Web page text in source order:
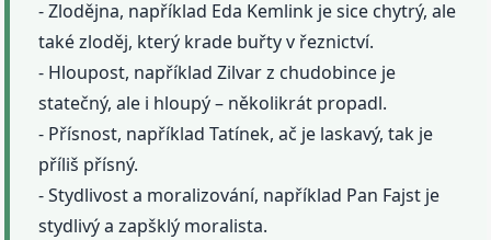
- Zlodějna, například Eda Kemlink je sice chytrý, ale
také zloděj, který krade buřty v řeznictví.
- Hloupost, například Zilvar z chudobince je
statečný, ale i hloupý – několikrát propadl.
- Přísnost, například Tatínek, ač je laskavý, tak je
příliš přísný.
- Stydlivost a moralizování, například Pan Fajst je
stydlivý a zapšklý moralista.